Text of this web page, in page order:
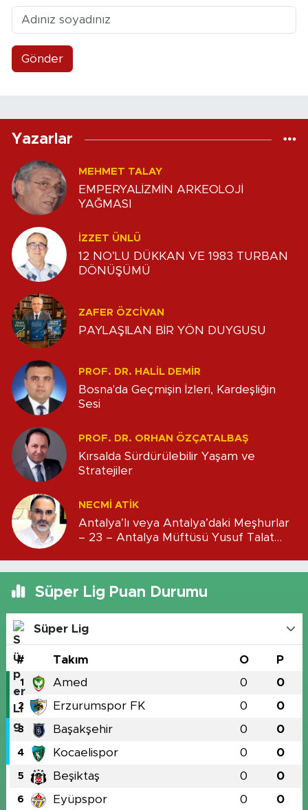
Gönder
Yazarlar
MEHMET TALAY
EMPERYALİZMİN ARKEOLOJİ
YAĞMASI
İZZET ÜNLÜ
12 NO’LU DÜKKAN VE 1983 TURBAN
DÖNÜŞÜMÜ
ZAFER ÖZCIVAN
PAYLAŞILAN BİR YÖN DUYGUSU
PROF. DR. HALIL DEMIR
Bosna'da Geçmişin İzleri, Kardeşliğin
Sesi
PROF. DR. ORHAN ÖZÇATALBAŞ
Kırsalda Sürdürülebilir Yaşam ve
Stratejiler
NECMI ATİK
Antalya’lı veya Antalya’daki Meşhurlar
– 23 – Antalya Müftüsü Yusuf Talat
Süper Lig Puan Durumu
Süper Lig
# Takım O P
1 Amed 0 0
2 Erzurumspor FK 0 0
3 Başakşehir 0 0
4 Kocaelispor 0 0
5 Beşiktaş 0 0
6 Eyüpspor 0 0